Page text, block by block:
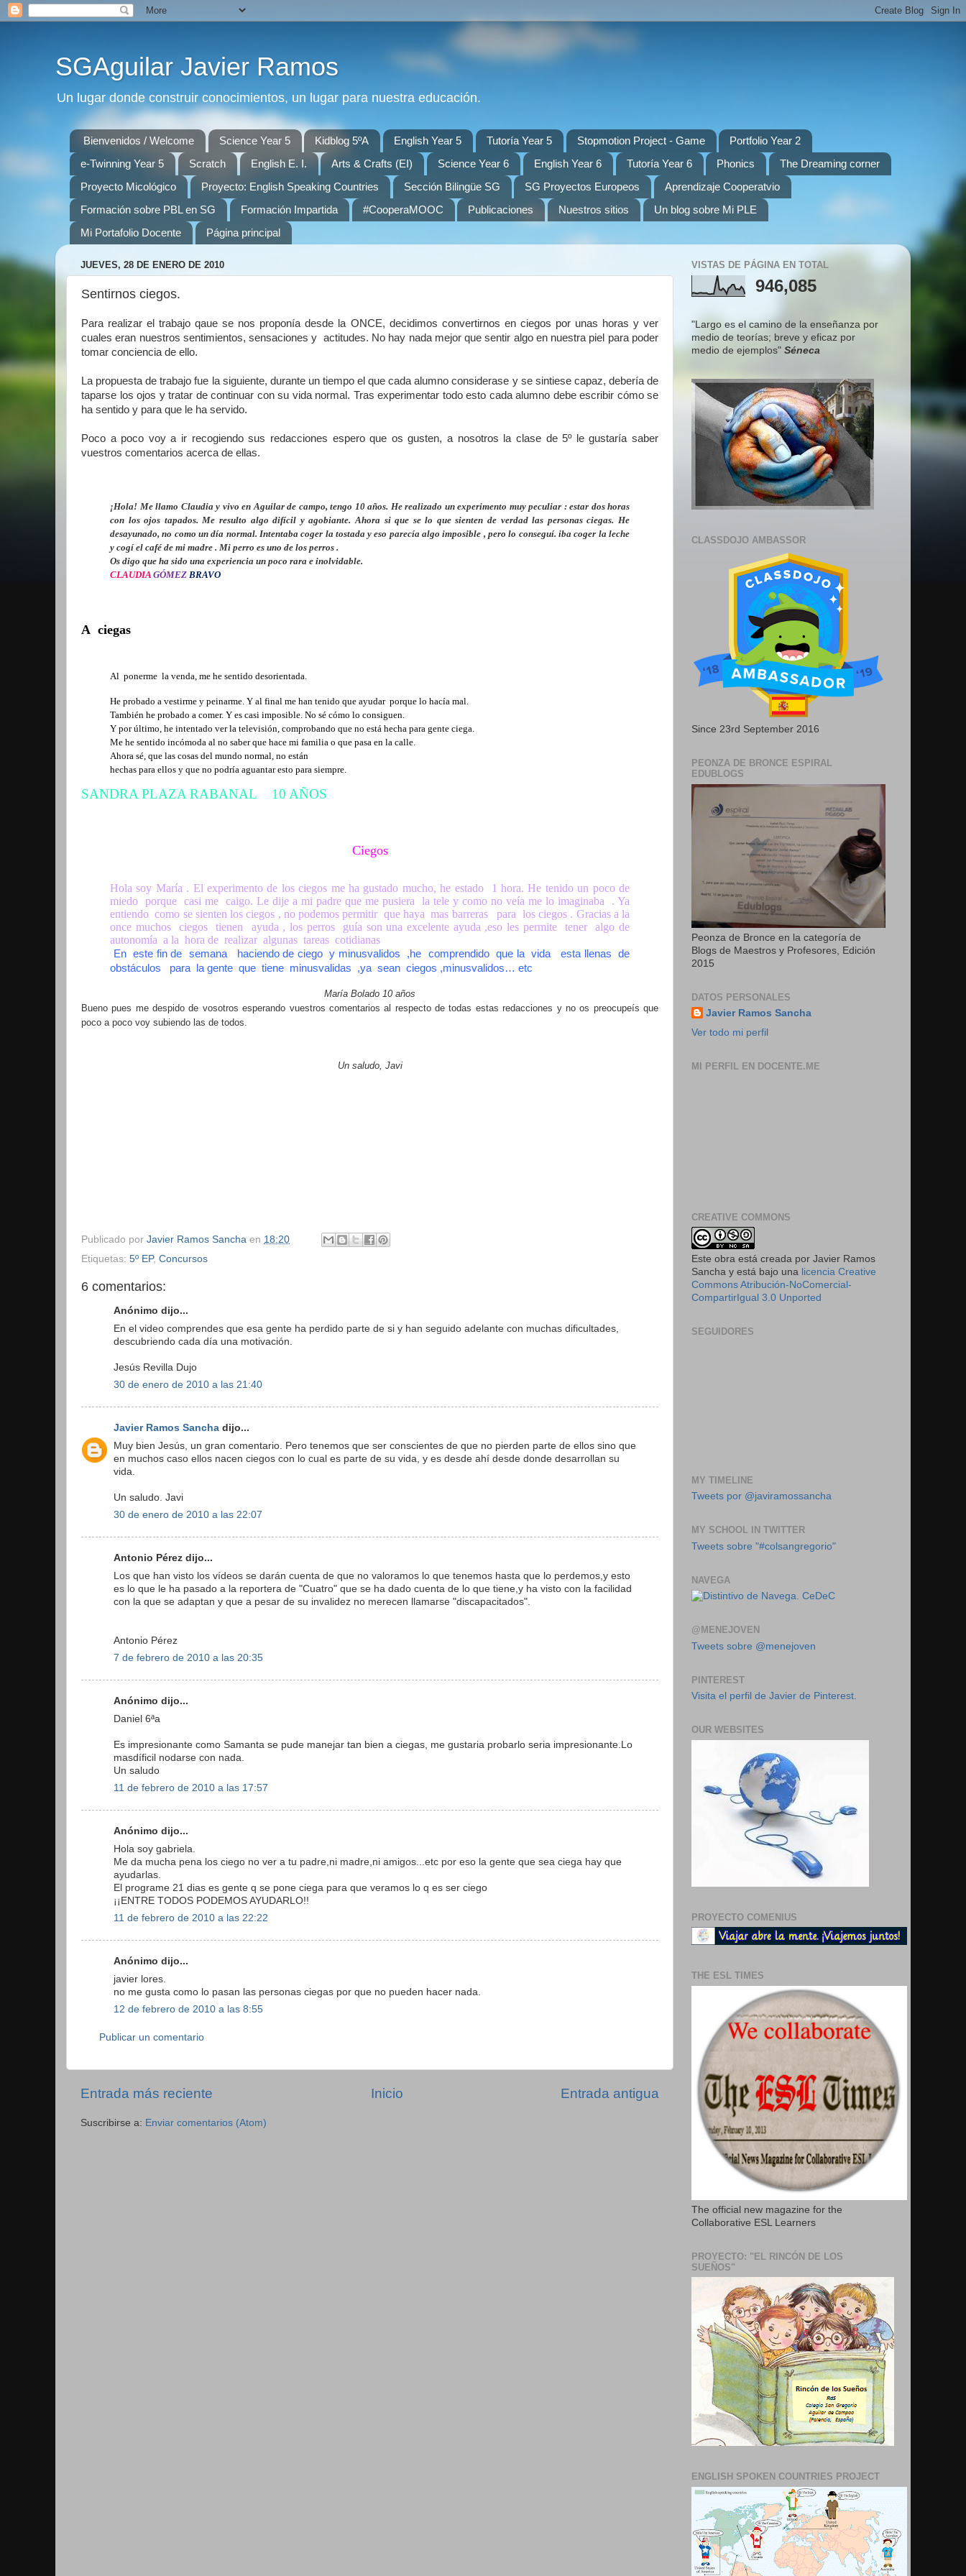
SGAguilar Javier Ramos
Un lugar donde construir conocimientos, un lugar para nuestra educación.
Bienvenidos / Welcome Science Year 5 Kidblog 5ºA English Year 5 Tutoría Year 5 Stopmotion Project - Game
Portfolio Year 2
e-Twinning Year 5
Scratch English E. I. Arts & Crafts (EI) Science Year 6 English Year 6 Tutoría Year 6 Phonics
The Dreaming corner
Proyecto Micológico
Proyecto: English Speaking Countries Sección Bilingüe SG SG Proyectos Europeos
Aprendizaje Cooperatvio
Formación sobre PBL en SG
Formación Impartida #CooperaMOOC Publicaciones Nuestros sitios
Un blog sobre Mi PLE
Mi Portafolio Docente
Página principal
JUEVES, 28 DE ENERO DE 2010
Sentirnos ciegos.
Para realizar el trabajo qaue se nos proponía desde la ONCE, decidimos convertirnos en ciegos por unas horas y ver
cuales eran nuestros sentimientos, sensaciones y actitudes. No hay nada mejor que sentir algo en nuestra piel para poder
tomar conciencia de ello.
La propuesta de trabajo fue la siguiente, durante un tiempo el que cada alumno considerase y se sintiese capaz, debería de
taparse los ojos y tratar de continuar con su vida normal. Tras experimentar todo esto cada alumno debe escribir cómo se
ha sentido y para que le ha servido.
Poco a poco voy a ir recogiendo sus redacciones espero que os gusten, a nosotros la clase de 5º le gustaría saber
vuestros comentarios acerca de ellas.
¡Hola! Me llamo Claudia y vivo en Aguilar de campo, tengo 10 años. He realizado un experimento muy peculiar : estar dos horas
con los ojos tapados. Me resulto algo difícil y agobiante. Ahora si que se lo que sienten de verdad las personas ciegas. He
desayunado, no como un día normal. Intentaba coger la tostada y eso parecía algo imposible , pero lo conseguí. iba coger la leche
y cogí el café de mi madre . Mi perro es uno de los perros .
Os digo que ha sido una experiencia un poco rara e inolvidable.
CLAUDIA GÓMEZ BRAVO
A ciegas
Al ponerme la venda, me he sentido desorientada.
He probado a vestirme y peinarme. Y al final me han tenido que ayudar porque lo hacía mal.
También he probado a comer. Y es casi imposible. No sé cómo lo consiguen.
Y por último, he intentado ver la televisión, comprobando que no está hecha para gente ciega.
Me he sentido incómoda al no saber que hace mi familia o que pasa en la calle.
Ahora sé, que las cosas del mundo normal, no están
hechas para ellos y que no podría aguantar esto para siempre.
SANDRA PLAZA RABANAL 10 AÑOS
Ciegos
Hola soy María . El experimento de los ciegos me ha gustado mucho, he estado 1 hora. He tenido un poco de
miedo porque casi me caigo. Le dije a mi padre que me pusiera la tele y como no veía me lo imaginaba . Ya
entiendo como se sienten los ciegos , no podemos permitir que haya mas barreras para los ciegos . Gracias a la
once muchos ciegos tienen ayuda , los perros guía son una excelente ayuda ,eso les permite tener algo de
autonomía a la hora de realizar algunas tareas cotidianas
En este fin de semana haciendo de ciego y minusvalidos ,he comprendido que la vida esta llenas de
obstáculos para la gente que tiene minusvalidas ,ya sean ciegos ,minusvalidos… etc
María Bolado 10 años
Bueno pues me despido de vosotros esperando vuestros comentarios al respecto de todas estas redacciones y no os preocupeís que
poco a poco voy subiendo las de todos.
Un saludo, Javi
Publicado por Javier Ramos Sancha en 18:20
Etiquetas: 5º EP, Concursos
6 comentarios:
Anónimo dijo...
En el video comprendes que esa gente ha perdido parte de si y han seguido adelante con muchas dificultades,
descubriendo cada día una motivación.
Jesús Revilla Dujo
30 de enero de 2010 a las 21:40
Javier Ramos Sancha dijo...
Muy bien Jesús, un gran comentario. Pero tenemos que ser conscientes de que no pierden parte de ellos sino que
en muchos caso ellos nacen ciegos con lo cual es parte de su vida, y es desde ahí desde donde desarrollan su
vida.
Un saludo. Javi
30 de enero de 2010 a las 22:07
Antonio Pérez dijo...
Los que han visto los vídeos se darán cuenta de que no valoramos lo que tenemos hasta que lo perdemos,y esto
es lo que le ha pasado a la reportera de "Cuatro" que se ha dado cuenta de lo que tiene,y ha visto con la facilidad
con la que se adaptan y que a pesar de su invalidez no merecen llamarse "discapacitados".
Antonio Pérez
7 de febrero de 2010 a las 20:35
Anónimo dijo...
Daniel 6ªa
Es impresionante como Samanta se pude manejar tan bien a ciegas, me gustaria probarlo seria impresionante.Lo
masdíficil nodarse con nada.
Un saludo
11 de febrero de 2010 a las 17:57
Anónimo dijo...
Hola soy gabriela.
Me da mucha pena los ciego no ver a tu padre,ni madre,ni amigos...etc por eso la gente que sea ciega hay que
ayudarlas.
El programe 21 dias es gente q se pone ciega para que veramos lo q es ser ciego
¡¡ENTRE TODOS PODEMOS AYUDARLO!!
11 de febrero de 2010 a las 22:22
Anónimo dijo...
javier lores.
no me gusta como lo pasan las personas ciegas por que no pueden hacer nada.
12 de febrero de 2010 a las 8:55
Publicar un comentario
Entrada más reciente Entrada antigua
Inicio
Suscribirse a: Enviar comentarios (Atom)
VISTAS DE PÁGINA EN TOTAL
946,085
"Largo es el camino de la enseñanza por
medio de teorías; breve y eficaz por
medio de ejemplos" Séneca
CLASSDOJO AMBASSOR
Since 23rd September 2016
PEONZA DE BRONCE ESPIRAL
EDUBLOGS
Peonza de Bronce en la categoría de
Blogs de Maestros y Profesores, Edición
2015
DATOS PERSONALES
Javier Ramos Sancha
Ver todo mi perfil
MI PERFIL EN DOCENTE.ME
CREATIVE COMMONS
Este obra está creada por Javier Ramos
Sancha y está bajo una licencia Creative
Commons Atribución-NoComercial-
CompartirIgual 3.0 Unported
SEGUIDORES
MY TIMELINE
Tweets por @javiramossancha
MY SCHOOL IN TWITTER
Tweets sobre "#colsangregorio"
NAVEGA
@MENEJOVEN
Tweets sobre @menejoven
PINTEREST
Visita el perfil de Javier de Pinterest.
OUR WEBSITES
PROYECTO COMENIUS
THE ESL TIMES
The official new magazine for the
Collaborative ESL Learners
PROYECTO: "EL RINCÓN DE LOS
SUEÑOS"
ENGLISH SPOKEN COUNTRIES PROJECT